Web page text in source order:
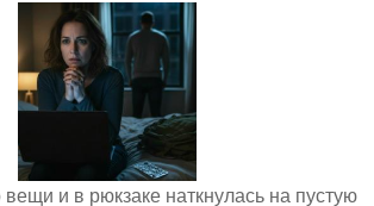
и в рюкзаке наткнулась на пустую